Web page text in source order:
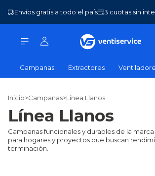
Envíos gratis a todo el país 3 cuotas sin
Campanas Extractores
Inicio>Campanas>Línea Llanos
Línea Llanos
Campanas funcionales y durables de la
para hogares y proyectos que buscan
terminación.